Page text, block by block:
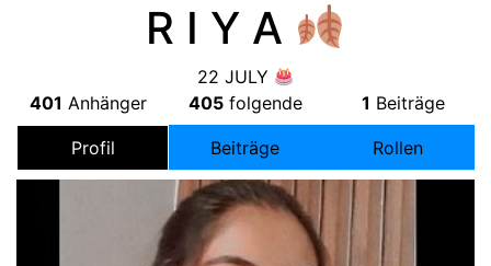
R I Y A
22 JULY
401 Anhänger 405 folgende 1 Beiträge
Profil Beiträge Rollen